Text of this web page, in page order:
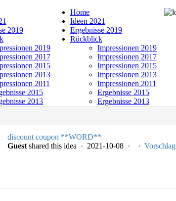
2019
2019
2017
2015
2013
2011
2015
2013
Home
Ideen 2021
Ergebnisse 2019
Rückblick
Impressionen 2019
Impressionen 2017
Impressionen 2015
Impressionen 2013
Impressionen 2011
Ergebnisse 2015
Ergebnisse 2013
discount coupon **WORD**
Guest shared this idea · 2021-10-08 · · Vorschlag